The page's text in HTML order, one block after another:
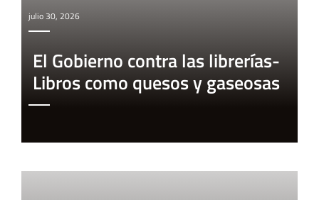
julio 30, 2026
El Gobierno contra las librerías-
Libros como quesos y gaseosas